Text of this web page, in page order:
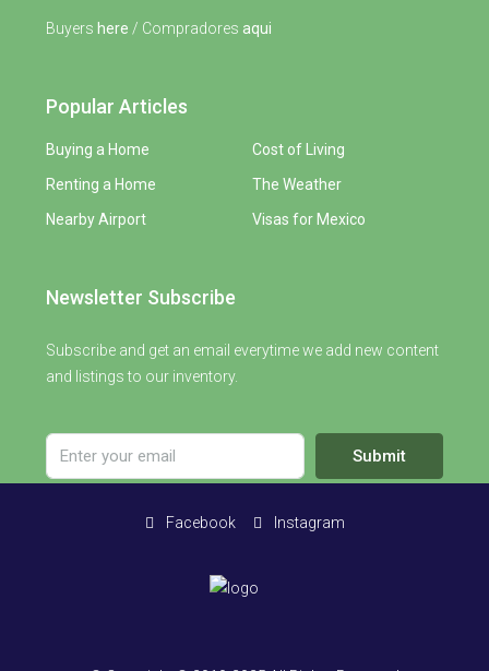
Buyers here / Compradores aqui
Popular Articles
Buying a Home
Renting a Home
Nearby Airport
Cost of Living
The Weather
Visas for Mexico
Newsletter Subscribe
Subscribe and get an email everytime we add new content
and listings to our inventory.
Submit
Facebook Instagram